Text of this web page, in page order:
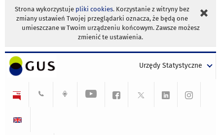
Strona wykorzystuje pliki cookies. Korzystanie z witryny bez
zmiany ustawień Twojej przeglądarki oznacza, że będą one
umieszczane w Twoim urządzeniu końcowym. Zawsze możesz
zmienić te ustawienia.
Urzędy Statystyczne